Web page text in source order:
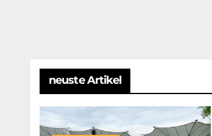
neuste Artikel